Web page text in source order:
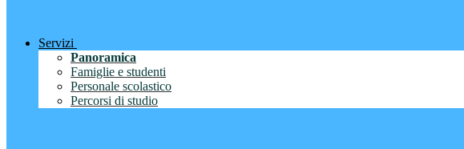
Servizi
Panoramica
Famiglie e studenti
Personale scolastico
Percorsi di studio